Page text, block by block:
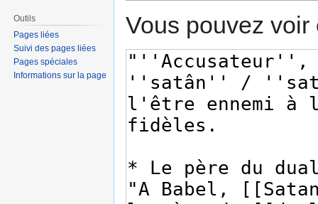
Vous pouvez
Outils
Pages liées
Suivi des pages liées
Pages spéciales
Informations sur la page